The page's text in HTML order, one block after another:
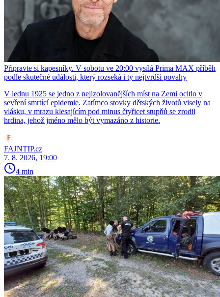
Připravte si kapesníky. V sobotu ve 20:00 vysílá Prima MAX příběh
podle skutečné události, který rozseká i ty nejtvrdší povahy
V lednu 1925 se jedno z nejizolovanějších míst na Zemi ocitlo v
sevření smrtící epidemie. Zatímco stovky dětských životů visely na
vlásku, v mrazu klesajícím pod minus čtyřicet stupňů se zrodil
hrdina, jehož jméno mělo být vymazáno z historie.
FAJNTIP.cz
7. 8. 2026, 19:00
4 min